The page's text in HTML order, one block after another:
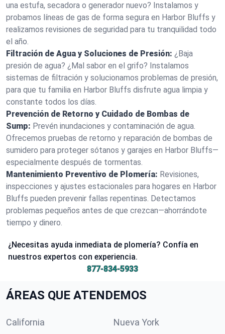
una estufa, secadora o generador nuevo? Instalamos y
probamos líneas de gas de forma segura en Harbor Bluffs y
realizamos revisiones de seguridad para tu tranquilidad todo
el año.
Filtración de Agua y Soluciones de Presión: ¿Baja
presión de agua? ¿Mal sabor en el grifo? Instalamos
sistemas de filtración y solucionamos problemas de presión,
para que tu familia en Harbor Bluffs disfrute agua limpia y
constante todos los días.
Prevención de Retorno y Cuidado de Bombas de
Sump: Prevén inundaciones y contaminación de agua.
Ofrecemos pruebas de retorno y reparación de bombas de
sumidero para proteger sótanos y garajes en Harbor Bluffs—
especialmente después de tormentas.
Mantenimiento Preventivo de Plomería: Revisiones,
inspecciones y ajustes estacionales para hogares en Harbor
Bluffs pueden prevenir fallas repentinas. Detectamos
problemas pequeños antes de que crezcan—ahorrándote
tiempo y dinero.
¿Necesitas ayuda inmediata de plomería? Confía en
nuestros expertos con experiencia.
877-834-5933
ÁREAS QUE ATENDEMOS
California Nueva York